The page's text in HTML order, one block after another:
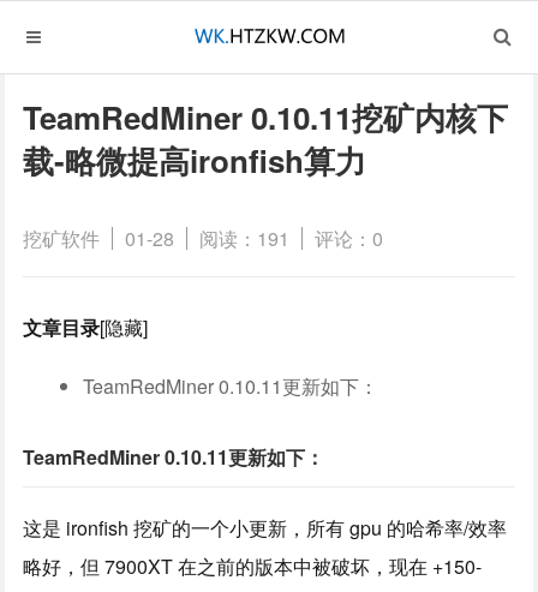
TeamRedMiner 0.10.11挖矿内核下
载-略微提高ironfish算力
挖矿软件 01-28 阅读：191 评论：0
文章目录[隐藏]
TeamRedMiner 0.10.11更新如下：
TeamRedMiner 0.10.11更新如下：
这是 ironfish 挖矿的一个小更新，所有 gpu 的哈希率/效率
略好，但 7900XT 在之前的版本中被破坏，现在 +150-